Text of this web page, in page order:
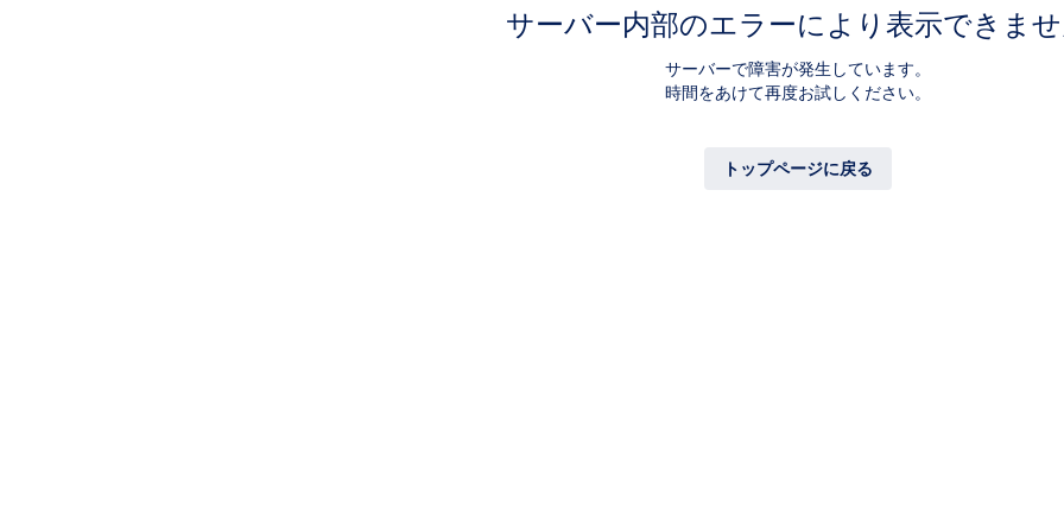
サーバー内部のエラーにより表示できま
サーバーで障害が発生しています。
時間をあけて再度お試しください。
トップページに戻る